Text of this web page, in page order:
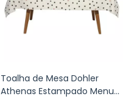
Toalha de Mesa Dohler
Athenas Estampado Menu